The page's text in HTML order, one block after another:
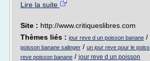
Lire la suite
Site : http://www.critiqueslibres.com
Thèmes liés : jour reve d un poisson banane /
poisson banane salinger / un jour reve pour le
reve poisson banane / jour reve d un poisson